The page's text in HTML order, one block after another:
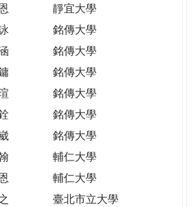
靜宜大學
銘傳大學
銘傳大學
銘傳大學
銘傳大學
銘傳大學
銘傳大學
輔仁大學
輔仁大學
臺北市立大學